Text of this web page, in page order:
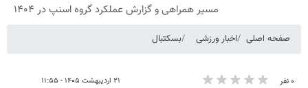
مسیر همراهی و گزارش عملکرد گروه اسنپ در ۱۴۰۴
صفحه اصلی اخبار ورزشی بسکتبال
۰ نفر ۲۱ اردیبهشت ۱۴۰۵ - ۱۱:۵۵